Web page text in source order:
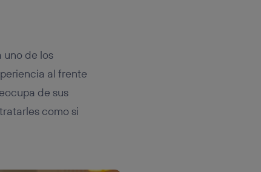
uno de los
al frente
de sus
como si